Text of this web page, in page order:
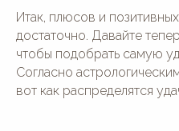
Итак, плюсов и
достаточно. Давайте
чтобы подобрать самую
Согласно
вот как распределятся